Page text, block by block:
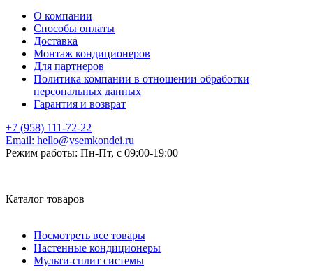
О компании
Способы оплаты
Доставка
Монтаж кондиционеров
Для партнеров
Политика компании в отношении обработки
персональных данных
Гарантия и возврат
+7 (958) 111-72-22
Email: hello@vsemkondei.ru
Режим работы: Пн-Пт, с 09:00-19:00
Каталог товаров
Посмотреть все товары
Настенные кондиционеры
Мульти-сплит системы